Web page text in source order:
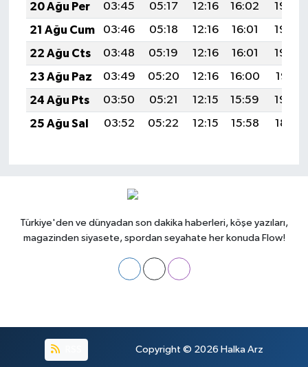
20 Ağu Per
03:45 05:17 12:16 16:02
19:05
21 Ağu Cum
03:46 05:18 12:16 16:01
19:04
22 Ağu Cts
03:48 05:19 12:16 16:01
19:03
23 Ağu Paz
03:49 05:20 12:16 16:00
19:01
24 Ağu Pts
03:50 05:21 12:15 15:59
19:00
25 Ağu Sal
03:52 05:22 12:15 15:58 18:58
Türkiye'den ve dünyadan son dakika haberleri, köşe yazıları,
magazinden siyasete, spordan seyahate her konuda Flow!
Copyright © 2026 Halka Arz